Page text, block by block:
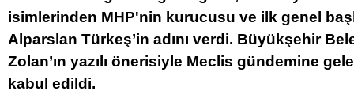
isimlerinden MHP'nin kurucusu ve ilk genel
Alparslan Türkeş’in adını verdi. Büyükşehir
Zolan’ın yazılı önerisiyle Meclis gündemine
kabul edildi.